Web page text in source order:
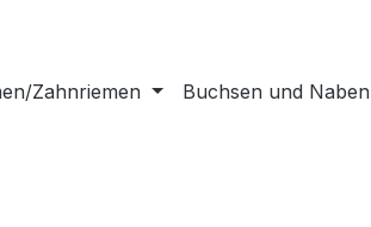
Zahnriemen
Buchsen und Naben